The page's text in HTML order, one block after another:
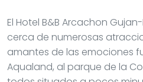
El Hotel B&B Arcachon
cerca de numerosas
amantes de las emociones
Aqualand, al parque de la